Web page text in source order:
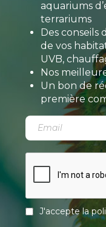
aquariums
terrariums
Des conseils
de vos
UVB,
Nos
Un bon de
première
J'accepte la